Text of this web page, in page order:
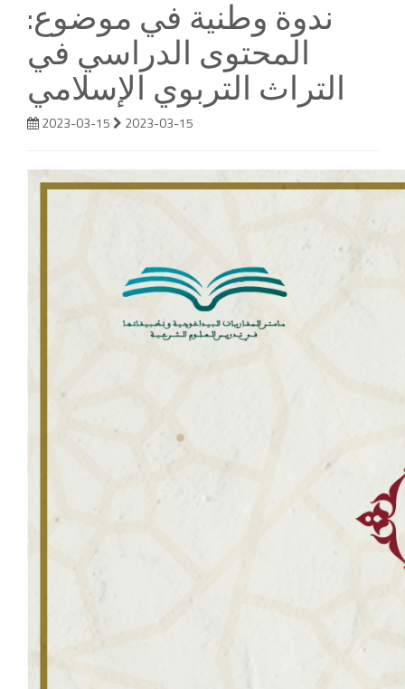
ندوة وطنية في موضوع:
المحتوى الدراسي في
التراث التربوي الإسلامي
2023-03-15 2023-03-15